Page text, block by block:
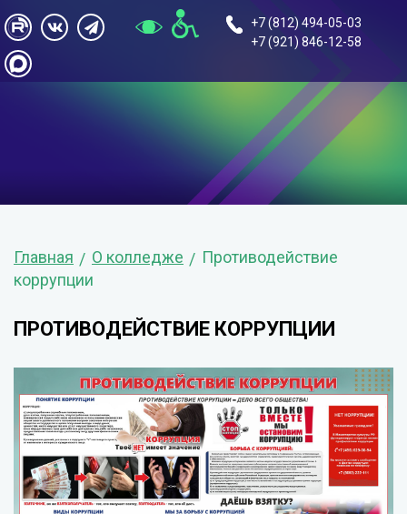
+7 (812) 494-05-03
+7 (921) 846-12-58
Главная О колледже
Противодействие
коррупции
ПРОТИВОДЕЙСТВИЕ КОРРУПЦИИ